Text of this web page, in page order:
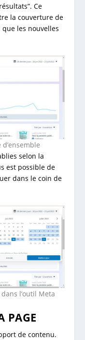
Ce
la couverture de
que les nouvelles
selon la
est possible de
dans le coin de
l’outil Meta
PAGE
de contenu.